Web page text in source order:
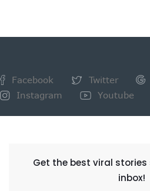
Facebook Twitter
Instagram
Youtube
Get the best viral
inbox!